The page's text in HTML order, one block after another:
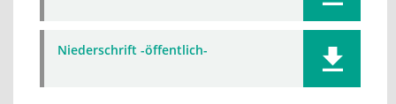
Niederschrift -öffentlich-